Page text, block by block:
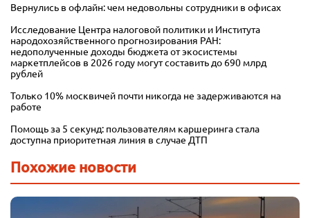
Вернулись в офлайн: чем недовольны сотрудники в офисах
Исследование Центра налоговой политики и Института
народохозяйственного прогнозирования РАН:
недополученные доходы бюджета от экосистемы
маркетплейсов в 2026 году могут составить до 690 млрд
рублей
Только 10% москвичей почти никогда не задерживаются на
работе
Помощь за 5 секунд: пользователям каршеринга стала
доступна приоритетная линия в случае ДТП
Похожие новости